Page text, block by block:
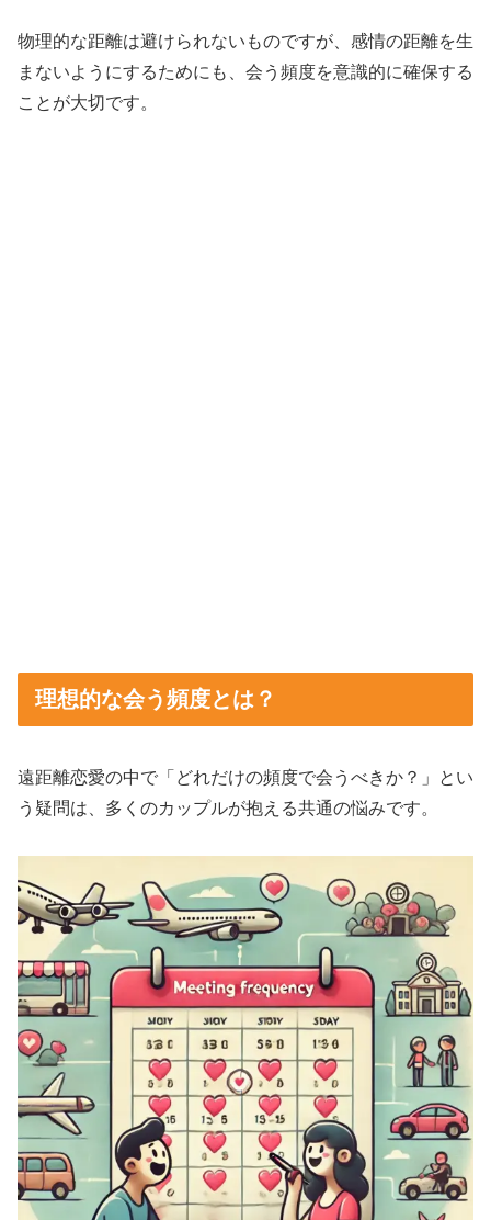
物理的な距離は避けられないものですが、感情の距離を生
まないようにするためにも、会う頻度を意識的に確保する
ことが大切です。
理想的な会う頻度とは？
遠距離恋愛の中で「どれだけの頻度で会うべきか？」とい
う疑問は、多くのカップルが抱える共通の悩みです。